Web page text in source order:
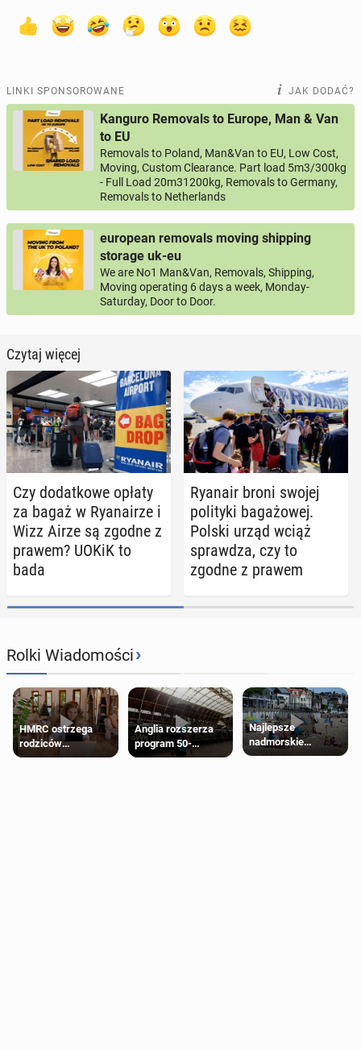
LINKI SPONSOROWANE JAK DODAĆ?
Kanguro Removals to Europe, Man & Van
to EU
Removals to Poland, Man&Van to EU, Low Cost,
Moving, Custom Clearance. Part load 5m3/300kg
- Full Load 20m31200kg, Removals to Germany,
Removals to Netherlands
european removals moving shipping
storage uk-eu
We are No1 Man&Van, Removals, Shipping,
Moving operating 6 days a week, Monday-
Saturday, Door to Door.
Czytaj więcej
Czy do­dat­ko­we opłaty
za bagaż w Ry­ana­irze i
Wizz Airze są zgodne z
prawem? UOKiK to
bada
Ryanair broni swojej
po­li­ty­ki ba­ga­żo­wej.
Polski urząd wciąż
spraw­dza, czy to
zgodne z prawem
Rolki Wiadomości›
HMRC ostrzega
rodziców
pobierających Child
Anglia rozszerza
program 50-
procentowych
Najlepsze
nadmorskie
miasteczko blisko